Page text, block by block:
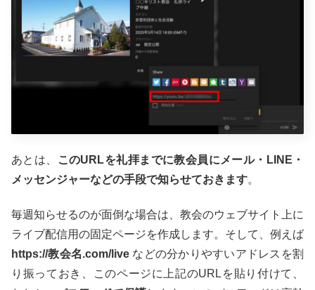
あとは、
このURLを礼拝までに教会員にメール・LINE・
メッセンジャーなどの手段で知らせておきます。
毎週知らせるのが面倒な場合は、教会のウェブサイト上に
ライブ配信用の固定ページを作成します。そして、例えば
https://教会名.com/live などの分かりやすいアドレスを割
り振っておき、このページに上記のURLを貼り付けて、